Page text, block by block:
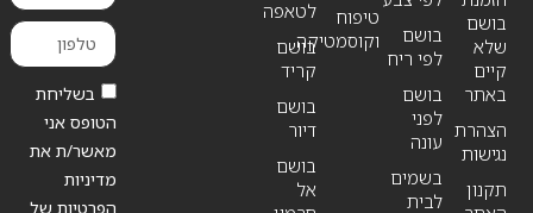
בושם
שלא
קיים
באתר
הצהרת
נגישות
תקנון
טיפוח
וקוסמטיקה
בושם
לפי ריח
בושם
לפני
עונה
בשמים
לבית
לטאפה
בושם
קריד
בושם
דיור
בושם
אל
בשליחת
הטופס אני
מאשר/ת את
מדיניות
הפרטיות של